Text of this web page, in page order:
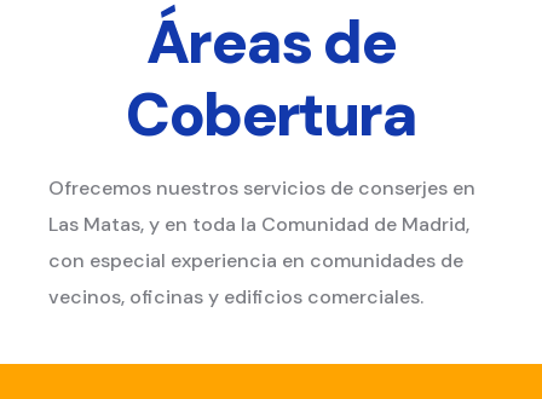
Áreas de
Cobertura
Ofrecemos nuestros servicios de conserjes en
Las Matas, y en toda la Comunidad de Madrid,
con especial experiencia en comunidades de
vecinos, oficinas y edificios comerciales.